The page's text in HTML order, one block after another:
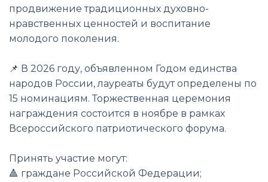
продвижение традиционных духовно-
нравственных ценностей и воспитание
молодого поколения.
📌 В 2026 году, объявленном Годом единства
народов России, лауреаты будут определены по
15 номинациям. Торжественная церемония
награждения состоится в ноябре в рамках
Всероссийского патриотического форума.
Принять участие могут:
🔺 граждане Российской Федерации;